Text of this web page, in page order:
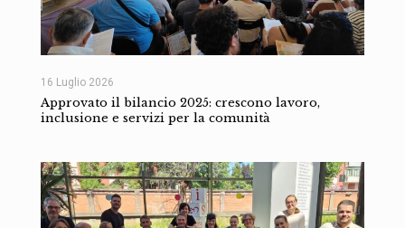
16 Luglio 2026
Approvato il bilancio 2025: crescono lavoro,
inclusione e servizi per la comunità